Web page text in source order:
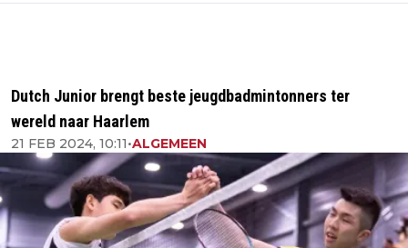
Dutch Junior brengt beste jeugdbadmintonners ter
wereld naar Haarlem
21 FEB 2024, 10:11•ALGEMEEN